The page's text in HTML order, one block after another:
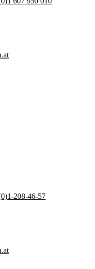
208-46-57